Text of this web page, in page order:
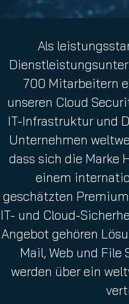
Als
700 Mitarbeitern
unseren Cloud
IT-Infrastruktur und
Unternehmen
dass sich die Marke
einem
geschätzten
IT- und Cloud-
Angebot gehören
Mail, Web und File
werden über ein